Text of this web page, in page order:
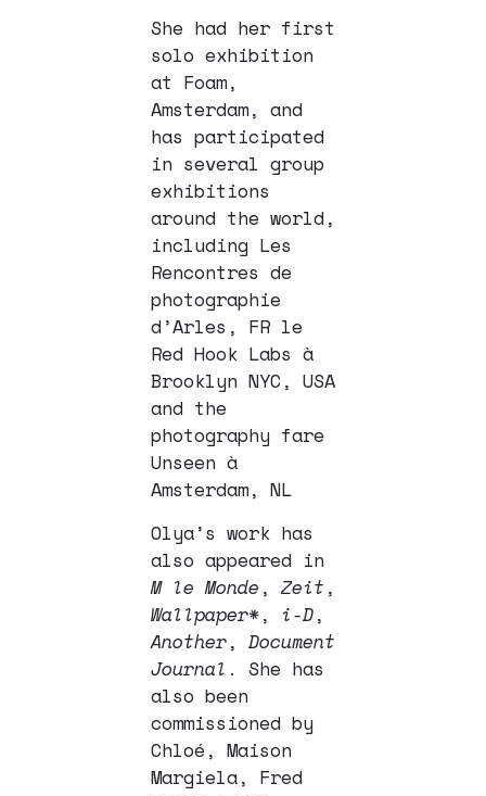
She had her first
solo exhibition
at Foam,
Amsterdam, and
has participated
in several group
exhibitions
around the world,
including Les
Rencontres de
photographie
d’Arles, FR le
Red Hook Labs à
Brooklyn NYC, USA
and the
photography fare
Unseen à
Amsterdam, NL
Olya’s work has
also appeared in
M le Monde , Zeit ,
Wallpaper*, i-D,
Another, Document
Journal . She has
also been
commissioned by
Chloé, Maison
Margiela, Fred